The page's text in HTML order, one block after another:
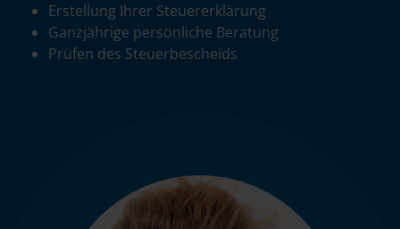
Erstellung Ihrer Steuererklärung
Ganzjährige persönliche Beratung
Prüfen des Steuerbescheids